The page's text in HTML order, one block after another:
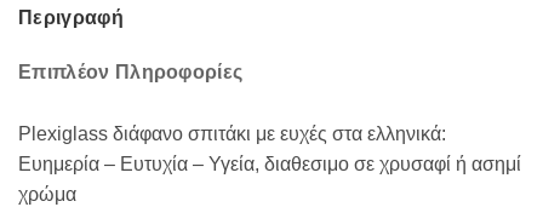
Περιγραφή
Επιπλέον Πληροφορίες
Plexiglass διάφανο σπιτάκι με ευχές στα ελληνικά:
Ευημερία – Ευτυχία – Υγεία, διαθεσιμο σε χρυσαφί ή ασημί
χρώμα